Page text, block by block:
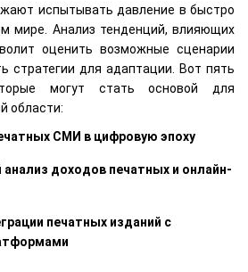
испытывать давление в быстро
мире. Анализ тенденций, влияющих
оценить возможные сценарии
стратегии для адаптации. Вот пять
могут стать основой для
области:
СМИ в цифровую эпоху
доходов печатных и онлайн-
печатных изданий с